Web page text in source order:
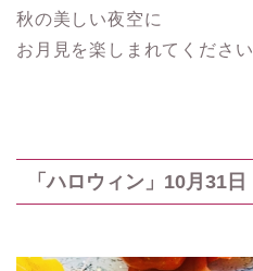
秋の美しい夜空に
お月見を楽しまれてください
「ハロウィン」10月31日